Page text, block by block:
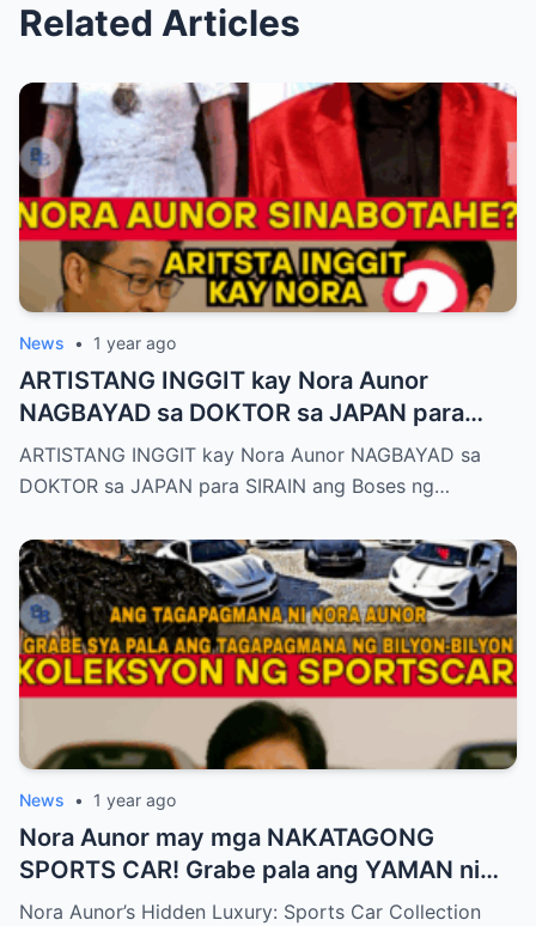
Related Articles
News • 1 year ago
ARTISTANG INGGIT kay Nora Aunor
NAGBAYAD sa DOKTOR sa JAPAN para
SIRAIN boses ni Nora Aunor!
ARTISTANG INGGIT kay Nora Aunor NAGBAYAD sa
DOKTOR sa JAPAN para SIRAIN ang Boses ng…
News • 1 year ago
Nora Aunor may mga NAKATAGONG
SPORTS CAR! Grabe pala ang YAMAN ni
Ate Guy Superstar talaga!
Nora Aunor’s Hidden Luxury: Sports Car Collection